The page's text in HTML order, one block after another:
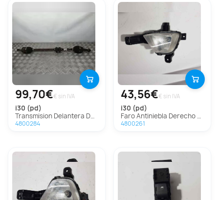
99,70€€ sin IVA
i30 (pd)
Transmision Delantera Derecha Para Hyundai I30
4800284
43,56€€ sin IVA
i30 (pd)
Faro Antiniebla Derecho para Hyundai I30 (Pd)
4800261